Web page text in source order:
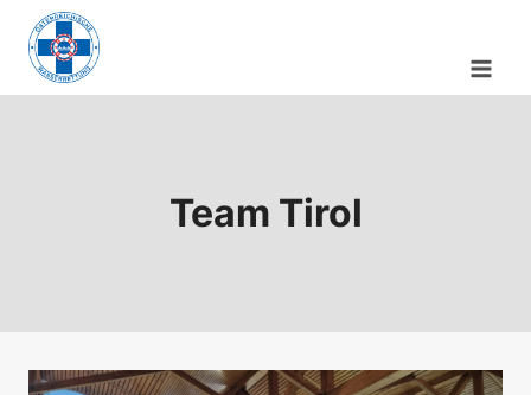
Zum
Inhalt
springen
Team Tirol